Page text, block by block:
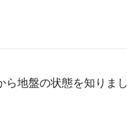
地盤の状態を知りまし